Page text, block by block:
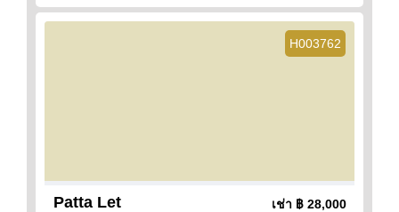
H003762
Patta Let เช่า ฿ 28,000